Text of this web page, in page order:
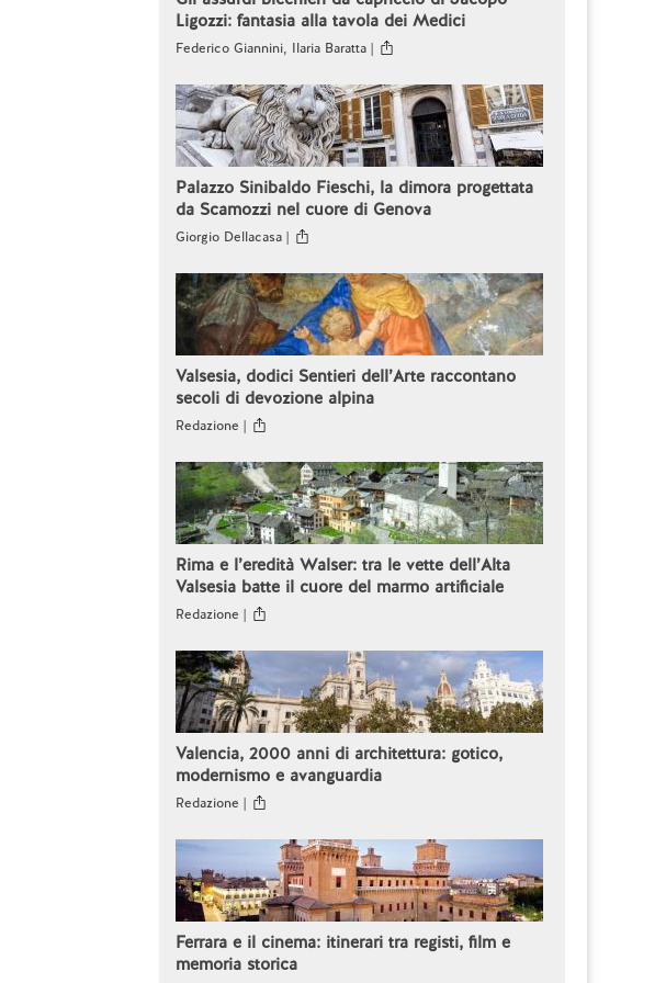
Ligozzi: fantasia alla tavola dei Medici
Federico Giannini, Ilaria Baratta |
Palazzo Sinibaldo Fieschi, la dimora progettata
da Scamozzi nel cuore di Genova
Giorgio Dellacasa |
Valsesia, dodici Sentieri dell’Arte raccontano
secoli di devozione alpina
Redazione |
Rima e l’eredità Walser: tra le vette dell’Alta
Valsesia batte il cuore del marmo artificiale
Redazione |
Valencia, 2000 anni di architettura: gotico,
modernismo e avanguardia
Redazione |
Ferrara e il cinema: itinerari tra registi, film e
memoria storica